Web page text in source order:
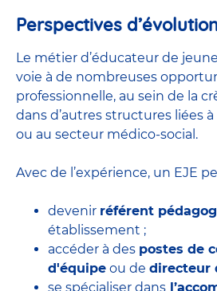
Perspectives
Le métier d’éducateur de
voie à de nombreuses
professionnelle, au sein de la
dans d’autres structures liées
ou au secteur médico-social.
Avec de l’expérience, un EJE
devenir référent
établissement ;
accéder à des postes de
d'équipe ou de directeur
se spécialiser dans